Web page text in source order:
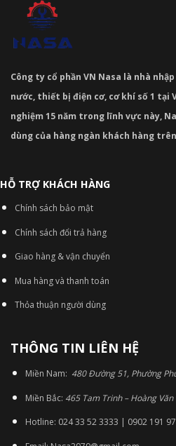
Công ty cổ phần VN Nasa là nhà
nước, thiết bị điện cơ, cơ khí số 1 tại
nghiệm 15 năm trong lĩnh vực này,
dùng của hàng ngàn khách hàng
HỖ TRỢ KHÁCH HÀNG
Chính sách bảo mật
Chính sách đổi trả hàng
Giao hàng & vận chuyển
Mua hàng và thanh toán
Thỏa thuận người dùng
THÔNG TIN LIÊN HỆ
Miền Nam: 480 Đường 51, Phường
Miền Bắc: 465 Tam Trinh – Hoàng
Hotline: 024 33 52 3333 | 0902 191